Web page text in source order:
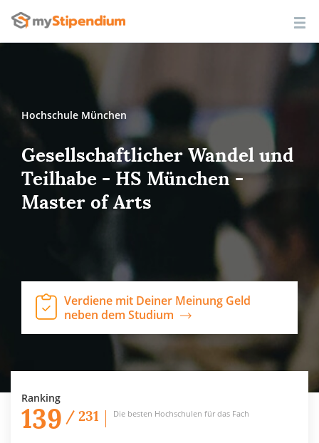
Hochschule München
Gesellschaftlicher Wandel und
Teilhabe - HS München -
Master of Arts
Verdiene mit Deiner Meinung Geld
neben dem Studium
Ranking
139 / 231 Die besten Hochschulen für das Fach